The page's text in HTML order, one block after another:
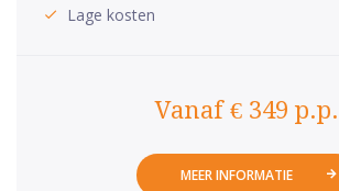
Lage kosten
Vanaf € 349 p.p.
MEER INFORMATIE